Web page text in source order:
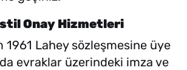
Onay Hizmetleri
1961 Lahey sözleşmesine üye
evraklar üzerindeki imza ve